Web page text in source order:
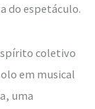
do espetáculo.
coletivo
em musical
uma